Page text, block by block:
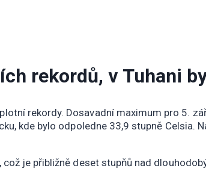
rekordů, v Tuhani
rekordy. Dosavadní maximum pro 5.
kde bylo odpoledne 33,9 stupně Celsia.
je přibližně deset stupňů nad